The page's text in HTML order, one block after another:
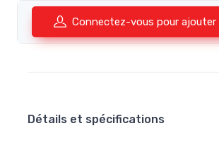
Connectez-vous pour ajouter
Détails et spécifications